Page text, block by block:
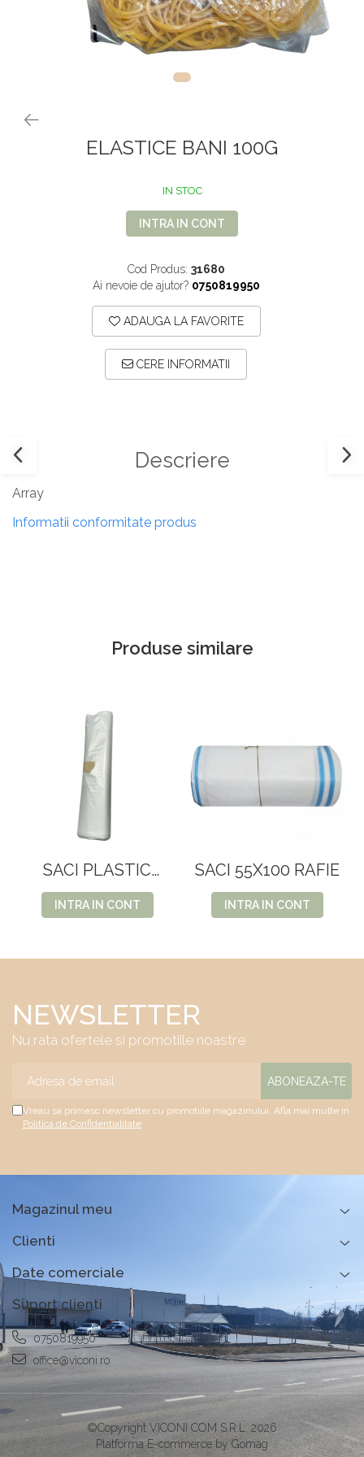
MATURI SI FARASE
UNICA FOLOSINTA
ELASTICE BANI 100G
IN STOC
INTRA IN CONT
Cod Produs: 31680
Ai nevoie de ajutor? 0750819950
ADAUGA LA FAVORITE
CERE INFORMATII
Descriere
Array
Informatii conformitate produs
Produse similare
SACI PLASTIC
COLOR
INTRA IN CONT
SACI 55X100 RAFIE
INTRA IN CONT
NEWSLETTER
Nu rata ofertele si promotiile noastre
Vreau sa primesc newsletter cu promotiile magazinului. Afla mai multe in
Politica de Confidentialitate
Magazinul meu
Clienti
Date comerciale
Suport clienti
0750819950
office@viconi.ro
©Copyright VICONI COM S.R.L. 2026
Platforma E-commerce by Gomag